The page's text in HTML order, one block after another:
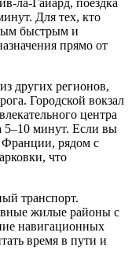
Для тех, кто
быстрым и
прямо от
других регионов,
Городской вокзал
центра
5–10 минут. Если вы
Франции, рядом с
что
транспорт.
жилые районы с
навигационных
время в пути и